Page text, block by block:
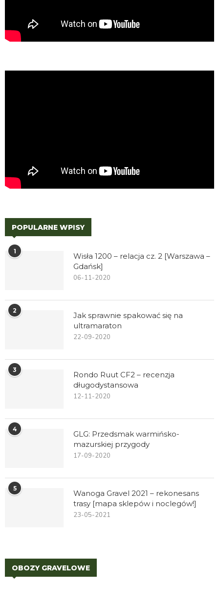
POPULARNE WPISY
1
Wisła 1200 – relacja cz. 2 [Warszawa –
Gdańsk]
06-11-2020
2
Jak sprawnie spakować się na
ultramaraton
22-09-2020
3
Rondo Ruut CF2 – recenzja
długodystansowa
12-11-2020
4
GLG: Przedsmak warmińsko-
mazurskiej przygody
17-09-2020
5
Wanoga Gravel 2021 – rekonesans
trasy [mapa sklepów i noclegów!]
23-05-2021
OBOZY GRAVELOWE